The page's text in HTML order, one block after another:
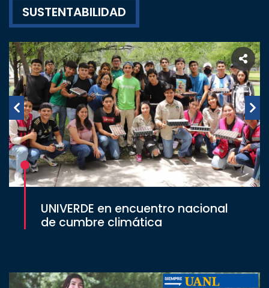
SUSTENTABILIDAD
UNIVERDE en encuentro nacional
de cumbre climática